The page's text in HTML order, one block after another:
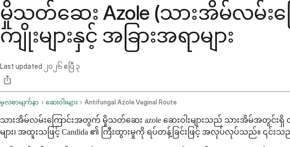
မှိုသတ်ဆေး Azole (သားအိမ်လမ်း
ကျိုးများနှင့် အခြားအရာများ
Last updated ၂၀၂၆ ဧပြီ ၃
မူလစာမျက်နှာ ဆေးဝါးများ Antifungal Azole Vaginal Route
သားအိမ်လမ်းကြောင်းအတွက် မှိုသတ်ဆေး azole ဆေးဝါးများသည် သားအိမ်အတွင်းရှိ
များ၊ အထူးသဖြင့် Candida ၏ ကြီးထွားမှုကို ရပ်တန့်ခြင်းဖြင့် အလုပ်လုပ်သည်။ ၎င်